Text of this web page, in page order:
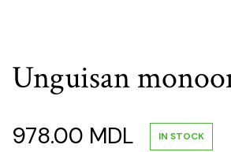
Unguisan
978.00 MDL IN STOCK